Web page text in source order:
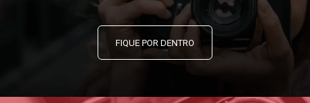
FIQUE POR DENTRO